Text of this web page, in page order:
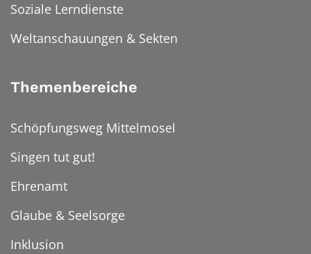
Soziale Lerndienste
Weltanschauungen & Sekten
Themenbereiche
Schöpfungsweg Mittelmosel
Singen tut gut!
Ehrenamt
Glaube & Seelsorge
Inklusion